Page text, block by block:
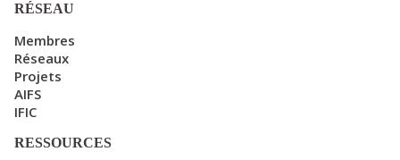
RÉSEAU
Membres
Réseaux
Projets
AIFS
IFIC
RESSOURCES